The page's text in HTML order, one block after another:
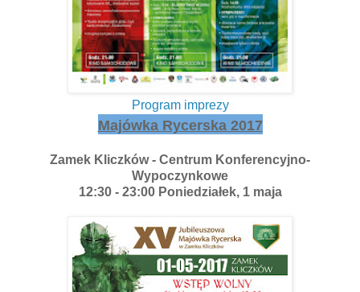
Program imprezy
Majówka Rycerska 2017
Zamek Kliczków - Centrum Konferencyjno-
Wypoczynkowe
12:30 - 23:00 Poniedziałek, 1 maja